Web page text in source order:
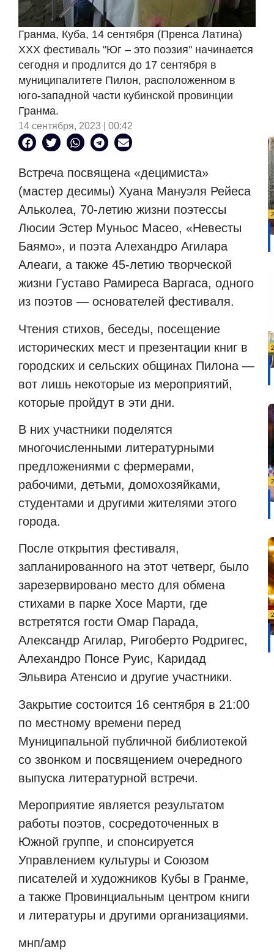
Гранма, Куба, 14 сентября (Пренса Латина)
XXX фестиваль "Юг – это поэзия" начинается
сегодня и продлится до 17 сентября в
муниципалитете Пилон, расположенном в
юго-западной части кубинской провинции
Гранма.
14 сентября, 2023 | 00:42
Встреча посвящена «децимиста»
(мастер десимы) Хуана Мануэля Рейеса
Альколеа, 70-летию жизни поэтессы
Люсии Эстер Муньос Масео, «Невесты
Баямо», и поэта Алехандро Агилара
Алеаги, а также 45-летию творческой
жизни Густаво Рамиреса Варгаса, одного
из поэтов — основателей фестиваля.
Чтения стихов, беседы, посещение
исторических мест и презентации книг в
городских и сельских общинах Пилона —
вот лишь некоторые из мероприятий,
которые пройдут в эти дни.
В них участники поделятся
многочисленными литературными
предложениями с фермерами,
рабочими, детьми, домохозяйками,
студентами и другими жителями этого
города.
После открытия фестиваля,
запланированного на этот четверг, было
зарезервировано место для обмена
стихами в парке Хосе Марти, где
встретятся гости Омар Парада,
Александр Агилар, Ригоберто Родригес,
Алехандро Понсе Руис, Каридад
Эльвира Атенсио и другие участники.
Закрытие состоится 16 сентября в 21:00
по местному времени перед
Муниципальной публичной библиотекой
со звонком и посвящением очередного
выпуска литературной встречи.
Мероприятие является результатом
работы поэтов, сосредоточенных в
Южной группе, и спонсируется
Управлением культуры и Союзом
писателей и художников Кубы в Гранме,
а также Провинциальным центром книги
и литературы и другими организациями.
мнп/амр